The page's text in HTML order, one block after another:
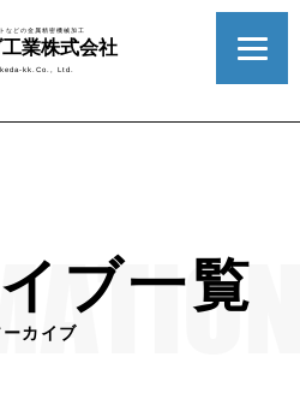
などの金属精密機械加工
業株式会社
kk.Co., Ltd.
ブ一覧
ーカイブ